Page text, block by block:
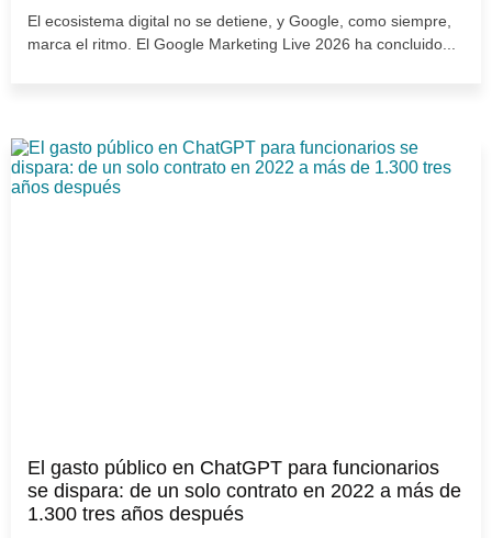
El ecosistema digital no se detiene, y Google, como siempre,
marca el ritmo. El Google Marketing Live 2026 ha concluido...
El gasto público en ChatGPT para funcionarios
se dispara: de un solo contrato en 2022 a más de
1.300 tres años después